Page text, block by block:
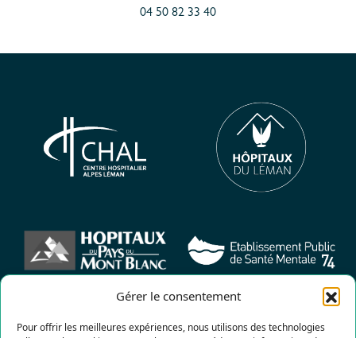
Gérer le consentement
Pour offrir les meilleures expériences, nous utilisons des technologies
04 50 82 33 40